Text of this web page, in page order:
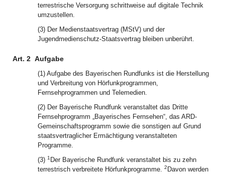
terrestrische Versorgung schrittweise auf digitale Technik
umzustellen.
(3) Der Medienstaatsvertrag (MStV) und der
Jugendmedienschutz-Staatsvertrag bleiben unberührt.
Art. 2 Aufgabe
(1) Aufgabe des Bayerischen Rundfunks ist die Herstellung
und Verbreitung von Hörfunkprogrammen,
Fernsehprogrammen und Telemedien.
(2) Der Bayerische Rundfunk veranstaltet das Dritte
Fernsehprogramm „Bayerisches Fernsehen“, das ARD-
Gemeinschaftsprogramm sowie die sonstigen auf Grund
staatsvertraglicher Ermächtigung veranstalteten
Programme.
(3) 1 Der Bayerische Rundfunk veranstaltet bis zu zehn
terrestrisch verbreitete Hörfunkprogramme. 2 Davon werden